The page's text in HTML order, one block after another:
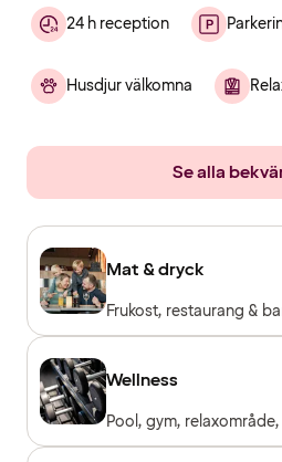
24 h reception
Husdjur välkomna
Se alla
Mat & dryck
Frukost, restaurang &
Wellness
Pool, gym,